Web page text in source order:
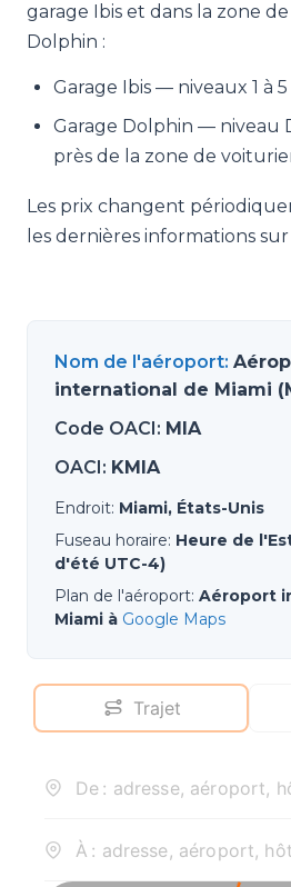
garage Ibis et dans la zone
Dolphin :
Garage Ibis — niveaux 1 à 5
Garage Dolphin — niveau
près de la zone de
Les prix changent
les dernières informations sur
Nom de l'aéroport:
international de Miami
Code OACI: MIA
OACI: KMIA
Endroit: Miami, États-Unis
Fuseau horaire: Heure de
d'été UTC-4)
Plan de l'aéroport: Aéroport
Miami à Google Maps